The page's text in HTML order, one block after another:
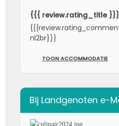
{{{ review.rating_title }}}
nl2br}}}
TOON ACCOMMODATIE
Bij Landgenoten e-